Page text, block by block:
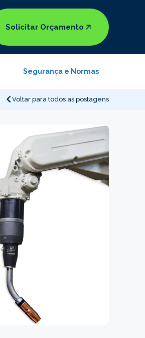
Solicitar Orçamento
Segurança e Normas
Voltar para todos as postagens